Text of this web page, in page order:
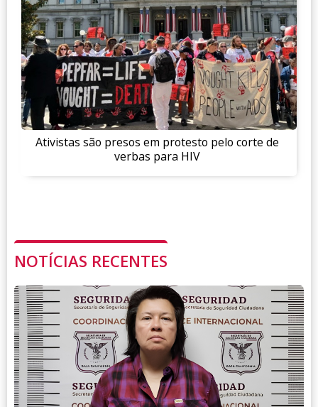
Ativistas são presos em protesto pelo corte de
verbas para HIV
NOTÍCIAS RECENTES